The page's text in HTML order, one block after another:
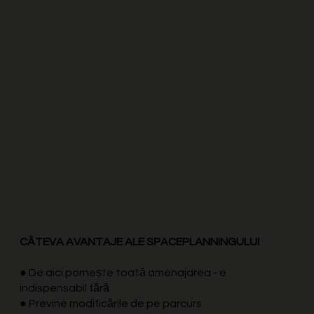
CÂTEVA AVANTAJE ALE SPACEPLANNINGULUI
● De aici pornește toată amenajarea - e
indispensabil fără
● Previne modificările de pe parcurs